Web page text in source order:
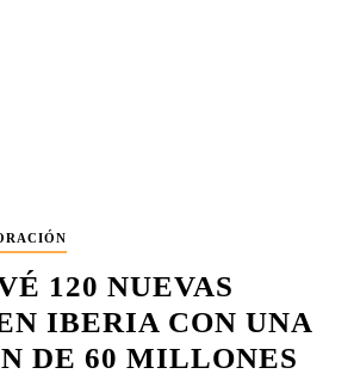
120 NUEVAS
IBERIA CON UNA
DE 60 MILLONES